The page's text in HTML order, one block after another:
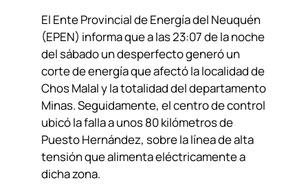
El Ente Provincial de Energía del Neuquén
(EPEN) informa que a las 23:07 de la noche
del sábado un desperfecto generó un
corte de energía que afectó la localidad de
Chos Malal y la totalidad del departamento
Minas. Seguidamente, el centro de control
ubicó la falla a unos 80 kilómetros de
Puesto Hernández, sobre la línea de alta
tensión que alimenta eléctricamente a
dicha zona.